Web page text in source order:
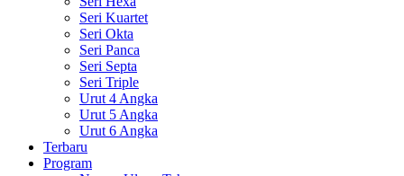
Seri Kuartet
Seri Okta
Seri Panca
Seri Septa
Seri Triple
Urut 4 Angka
Urut 5 Angka
Urut 6 Angka
Terbaru
Program